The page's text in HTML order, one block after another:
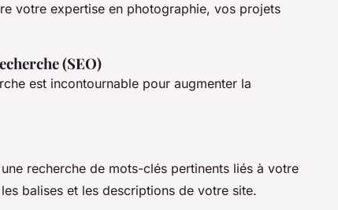
votre expertise en photographie, vos projets
(SEO)
est incontournable pour augmenter la
recherche de mots-clés pertinents liés à votre
balises et les descriptions de votre site.